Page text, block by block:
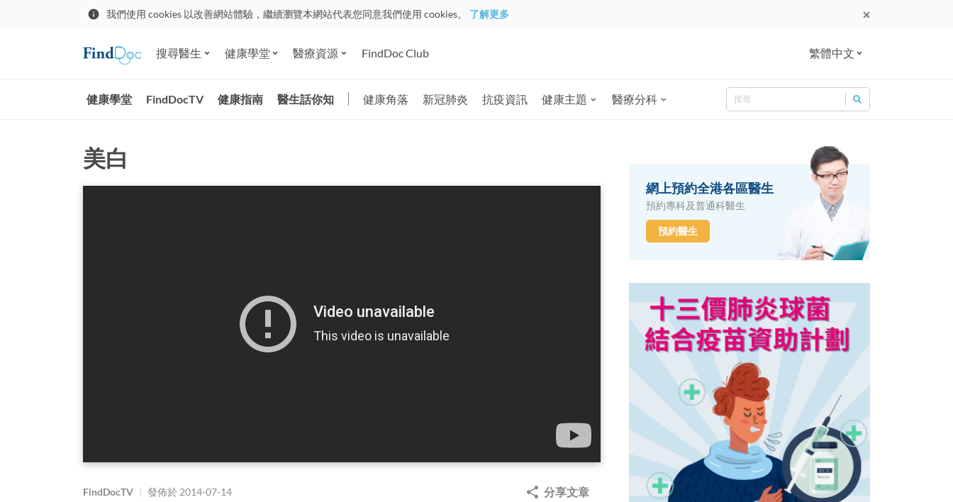
我們使用 cookies 以改善網站體驗，繼續瀏覽本網站代表您同意我們使用 cookies。 了解更多
搜尋醫生 健康學堂 醫療資源 FindDoc Club 繁體中文
健康學堂 FindDocTV 健康指南 醫生話你知 健康角落 新冠肺炎 抗疫資訊 健康主題 醫療分科
Search for:
Search
美白
FindDocTV | 發佈於 2014-07-14 分享文章
網上預約全港各區醫生
預約專科及普通科醫生
預約醫生